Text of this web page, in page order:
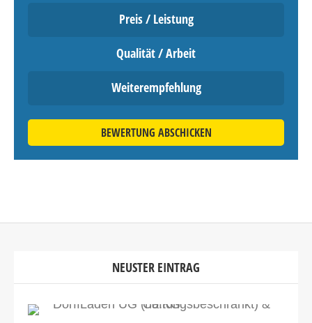
Preis / Leistung
Qualität / Arbeit
Weiterempfehlung
BEWERTUNG ABSCHICKEN
NEUSTER EINTRAG